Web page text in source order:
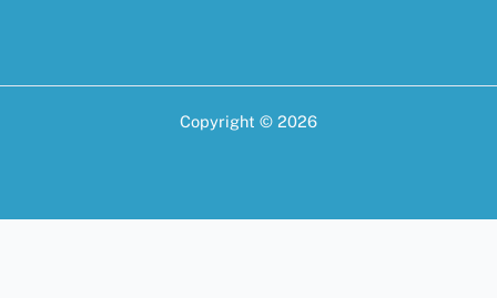
Copyright © 2026